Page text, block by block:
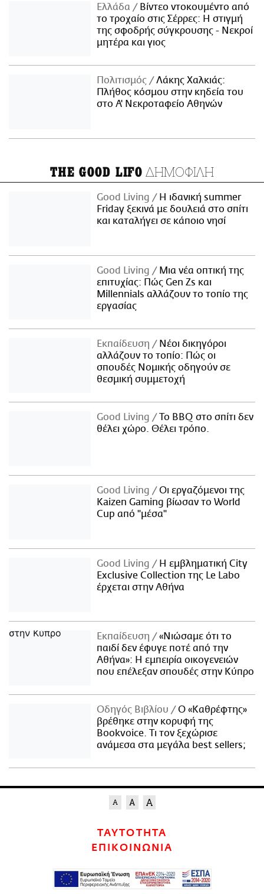
Ελλάδα
Βίντεο ντοκουμέντο από
το τροχαίο στις Σέρρες: Η στιγμή
της σφοδρής σύγκρουσης - Νεκροί
μητέρα και γιος
Πολιτισμός
Λάκης Χαλκιάς:
Πλήθος κόσμου στην κηδεία του
στο Α' Νεκροταφείο Αθηνών
THE GOOD LIFO ΔΗΜΟΦΙΛΗ
Good Living
Η ιδανική summer
Friday ξεκινά με δουλειά στο σπίτι
και καταλήγει σε κάποιο νησί
Good Living
Μια νέα οπτική της
επιτυχίας: Πώς Gen Zs και
Millennials αλλάζουν το τοπίο της
εργασίας
Εκπαίδευση
Νέοι δικηγόροι
αλλάζουν το τοπίο: Πώς οι
σπουδές Νομικής οδηγούν σε
θεσμική συμμετοχή
Good Living
Το BBQ στο σπίτι δεν
θέλει χώρο. Θέλει τρόπο.
Good Living
Οι εργαζόμενοι της
Kaizen Gaming βίωσαν το World
Cup από "μέσα"
Good Living
Η εμβληματική City
Exclusive Collection της Le Labo
έρχεται στην Αθήνα
Εκπαίδευση
«Νιώσαμε ότι το
παιδί δεν έφυγε ποτέ από την
Αθήνα»: Η εμπειρία οικογενειών
που επέλεξαν σπουδές στην Κύπρο
Οδηγός Βιβλίου
Ο «Καθρέφτης»
βρέθηκε στην κορυφή της
Bookvoice. Τι τον ξεχώρισε
ανάμεσα στα μεγάλα best sellers;
ΤΑΥΤΟΤΗΤΑ
ΕΠΙΚΟΙΝΩΝΙΑ